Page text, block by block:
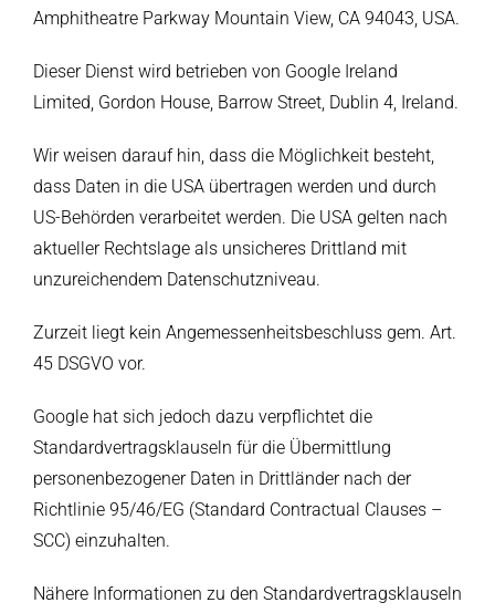
Amphitheatre Parkway Mountain View, CA 94043, USA.
Dieser Dienst wird betrieben von Google Ireland
Limited, Gordon House, Barrow Street, Dublin 4, Ireland.
Wir weisen darauf hin, dass die Möglichkeit besteht,
dass Daten in die USA übertragen werden und durch
US-Behörden verarbeitet werden. Die USA gelten nach
aktueller Rechtslage als unsicheres Drittland mit
unzureichendem Datenschutzniveau.
Zurzeit liegt kein Angemessenheitsbeschluss gem. Art.
45 DSGVO vor.
Google hat sich jedoch dazu verpflichtet die
Standardvertragsklauseln für die Übermittlung
personenbezogener Daten in Drittländer nach der
Richtlinie 95/46/EG (Standard Contractual Clauses –
SCC) einzuhalten.
Nähere Informationen zu den Standardvertragsklauseln